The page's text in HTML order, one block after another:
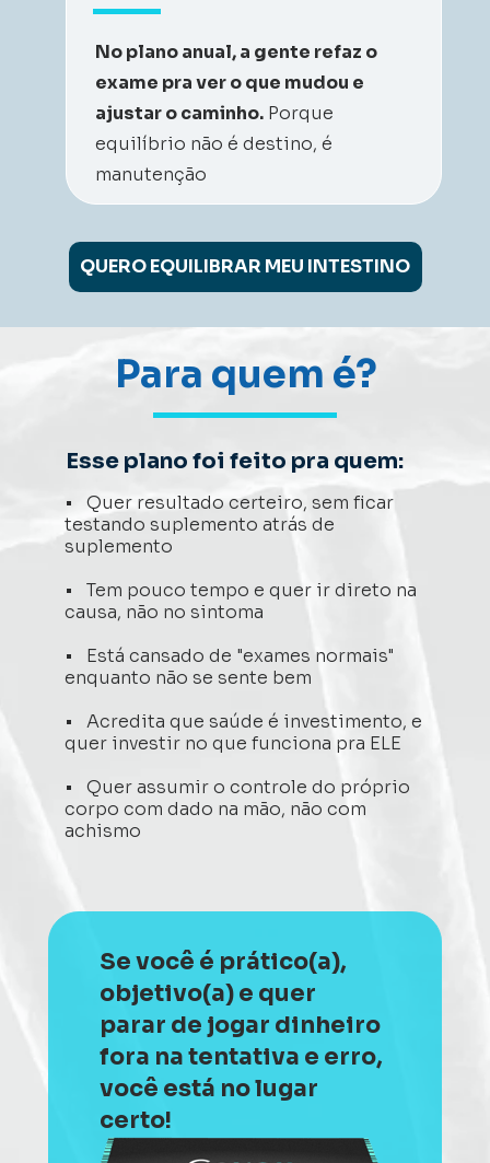
No plano anual, a gente refaz o
exame pra ver o que mudou e
ajustar o caminho. Porque
equilíbrio não é destino, é
manutenção
QUERO EQUILIBRAR MEU INTESTINO
Para quem é?
Esse plano foi feito pra quem:
Se você é prático(a),
objetivo(a) e quer
parar de jogar dinheiro
fora na tentativa e erro,
você está no lugar
certo!
•   Quer resultado certeiro, sem ficar
testando suplemento atrás de
suplemento
•   Tem pouco tempo e quer ir direto na
causa, não no sintoma
•   Está cansado de "exames normais"
enquanto não se sente bem
•   Acredita que saúde é investimento, e
quer investir no que funciona pra ELE
•   Quer assumir o controle do próprio
corpo com dado na mão, não com
achismo